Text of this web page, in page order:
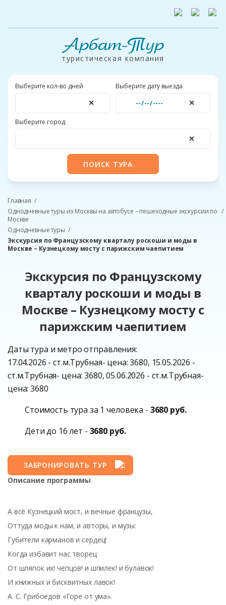
Арбат-Тур
туристическая компания
Выберите кол-во дней
✕
Выберите дату выезда
✕
Выберите город
✕
ПОИСК ТУРА
Главная
Однодневные туры из Москвы на автобусе – пешеходные экскурсии по
Москве
Однодневные туры
Экскурсия по Французскому кварталу роскоши и моды в
Москве – Кузнецкому мосту с парижским чаепитием
Экскурсия по Французскому
кварталу роскоши и моды в
Москве – Кузнецкому мосту с
парижским чаепитием
Даты тура и метро отправления:
17.04.2026 - ст.м.Трубная- цена: 3680, 15.05.2026 -
ст.м.Трубная- цена: 3680, 05.06.2026 - ст.м.Трубная-
цена: 3680
Стоимость тура за 1 человека - 3680 руб.
Дети до 16 лет - 3680 руб.
ЗАБРОНИРОВАТЬ ТУР
Описание программы
А всё Кузнецкий мост, и вечные французы,
Оттуда моды к нам, и авторы, и музы:
Губители карманов и сердец!
Когда избавит нас творец
От шляпок их! чепцов! и шпилек! и булавок!
И книжных и бисквитных лавок!
А. С. Грибоедов «Горе от ума».